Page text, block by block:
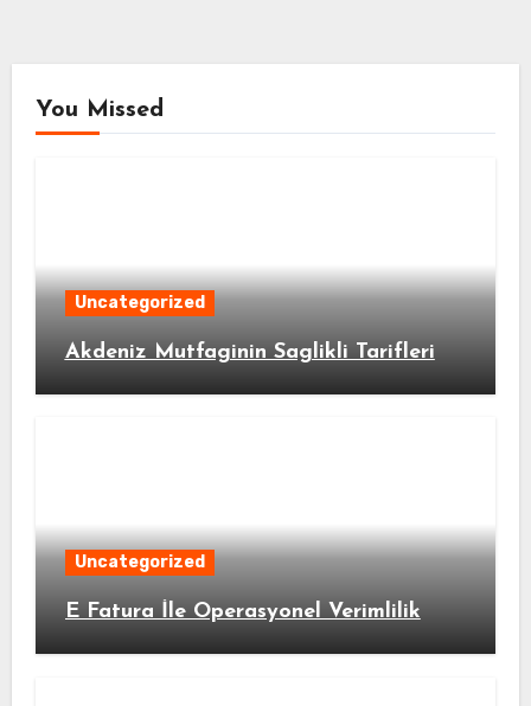
You Missed
Uncategorized
Akdeniz Mutfaginin Saglikli Tarifleri
Uncategorized
E Fatura İle Operasyonel Verimlilik